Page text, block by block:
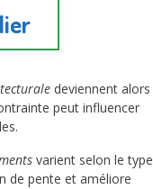
deviennent alors
peut influencer
varient selon le type
de pente et améliore